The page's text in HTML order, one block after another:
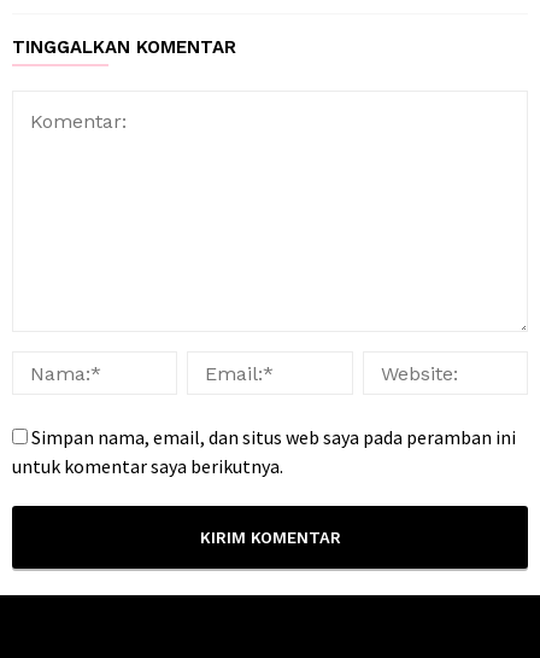
TINGGALKAN KOMENTAR
Simpan nama, email, dan situs web saya pada peramban ini
untuk komentar saya berikutnya.